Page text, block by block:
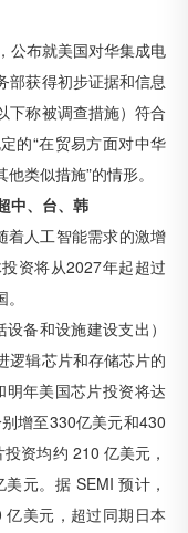
公布就美国对华集成电
部获得初步证据和信息
下称被调查措施）符合
的“在贸易方面对中华
类似措施”的情形。
中、台、韩
着人工智能需求的激增
资将从2027年起超过
备和设施建设支出）
逻辑芯片和存储芯片的
年美国芯片投资将达
增至330亿美元和430
资均约 210 亿美元，
元。据 SEMI 预计，
美元，超过同期日本